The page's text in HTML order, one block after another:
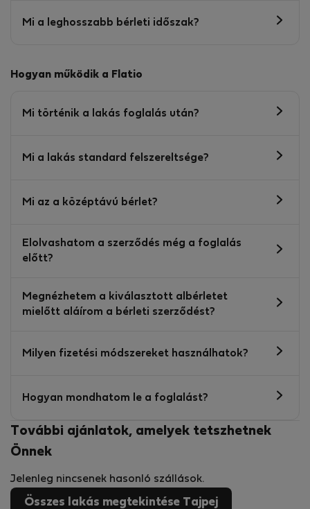
Mi a leghosszabb bérleti időszak?
Hogyan működik a Flatio
Mi történik a lakás foglalás után?
Mi a lakás standard felszereltsége?
Mi az a középtávú bérlet?
Elolvashatom a szerződés még a foglalás
előtt?
Megnézhetem a kiválasztott albérletet
mielőtt aláírom a bérleti szerződést?
Milyen fizetési módszereket használhatok?
Hogyan mondhatom le a foglalást?
További ajánlatok, amelyek tetszhetnek
Önnek
Jelenleg nincsenek hasonló szállások.
Összes lakás megtekintése Tajpej